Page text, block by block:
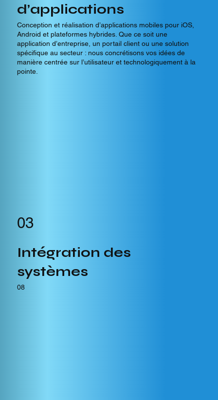
d’applications
Conception et réalisation d’applications mobiles pour iOS,
Android et plateformes hybrides. Que ce soit une
application d’entreprise, un portail client ou une solution
spécifique au secteur : nous concrétisons vos idées de
manière centrée sur l’utilisateur et technologiquement à la
pointe.
03
Intégration des
systèmes
08